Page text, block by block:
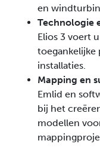
en
Technologie
Elios 3 voert
toegankelijke
installaties.
Mapping en
Emlid en
bij het
modellen